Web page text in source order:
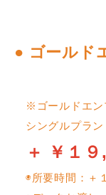
● ゴールド
（お
※ゴールドエン
シングルプラン
＋ ￥１９
◉所要時間：＋